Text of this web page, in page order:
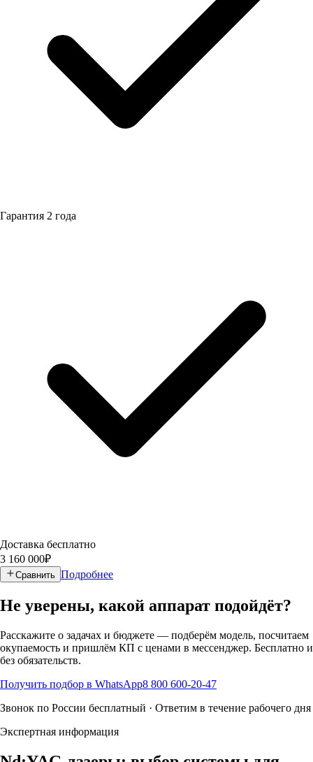
Гарантия 2 года
Доставка бесплатно
3 160 000₽
Сравнить Подробнее
Не уверены, какой аппарат подойдёт?
Расскажите о задачах и бюджете — подберём модель, посчитаем
окупаемость и пришлём КП с ценами в мессенджер. Бесплатно и
без обязательств.
Получить подбор в WhatsApp8 800 600-20-47
Звонок по России бесплатный · Ответим в течение рабочего дня
Экспертная информация